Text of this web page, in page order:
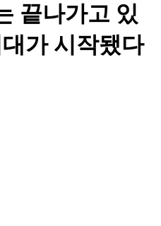
끝나가고 있
가 시작됐다